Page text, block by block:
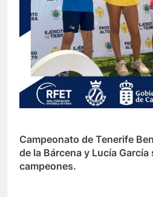
Campeonato de Tenerife
de la Bárcena y Lucía García
campeones.